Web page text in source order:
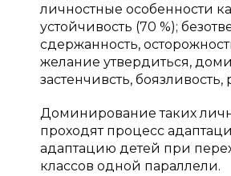
личностные особенности
устойчивость (70 %);
сдержанность,
желание утвердиться,
застенчивсть,
Доминирование таких
проходят процесс
адаптацию детей при
классов одной параллели.